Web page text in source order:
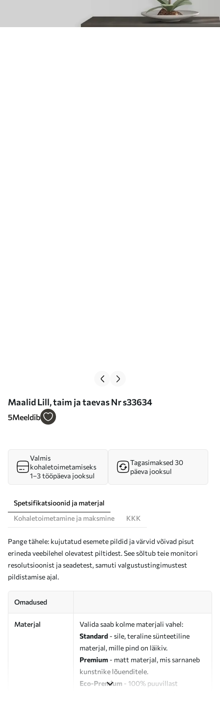
Maalid Lill, taim ja taevas Nr s33634
5Meeldib
Valmis
kohaletoimetamiseks
1–3 tööpäeva jooksul
Tagasimaksed 30
päeva jooksul
Spetsifikatsioonid ja materjal
Kohaletoimetamine ja maksmine
KKK
Pange tähele: kujutatud esemete pildid ja värvid võivad pisut
erineda veebilehel olevatest piltidest. See sõltub teie monitori
resolutsioonist ja seadetest, samuti valgustustingimustest
pildistamise ajal.
Omadused
Materjal
Valida saab kolme materjali vahel:
Standard - sile, teraline sünteetiline
materjal, mille pind on läikiv.
Premium - matt materjal, mis sarnaneb
kunstnike lõuenditele.
Eco-Premium - 100% puuvillast